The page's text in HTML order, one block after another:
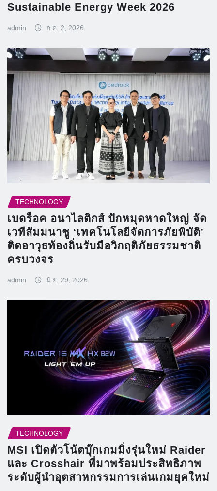
Sustainable Energy Week 2026
admin ก.ค. 2, 2026
TECHNOLOGY
เบดร็อค อนาไลติกส์ ปักหมุดหาดใหญ่ จัด
เวทีสัมมนาชู ‘เทคโนโลยีจัดการภัยพิบัติ’
ติดอาวุธท้องถิ่นรับมือวิกฤติภัยธรรมชาติ
ครบวงจร
admin มิ.ย. 29, 2026
TECHNOLOGY
MSI เปิดตัวโน้ตบุ๊กเกมมิ่งรุ่นใหม่ Raider
และ Crosshair ที่มาพร้อมประสิทธิภาพ
ระดับผู้นำอุตสาหกรรมการเล่นเกมยุคใหม่